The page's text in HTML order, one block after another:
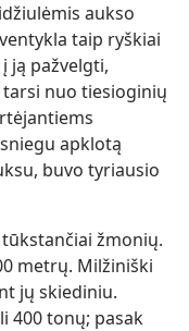
aukso
taip ryškiai
ją pažvelgti,
nuo tiesioginių
apklotą
buvo tyriausio
žmonių.
metrų. Milžiniški
jų skiediniu.
400 tonų; pasak